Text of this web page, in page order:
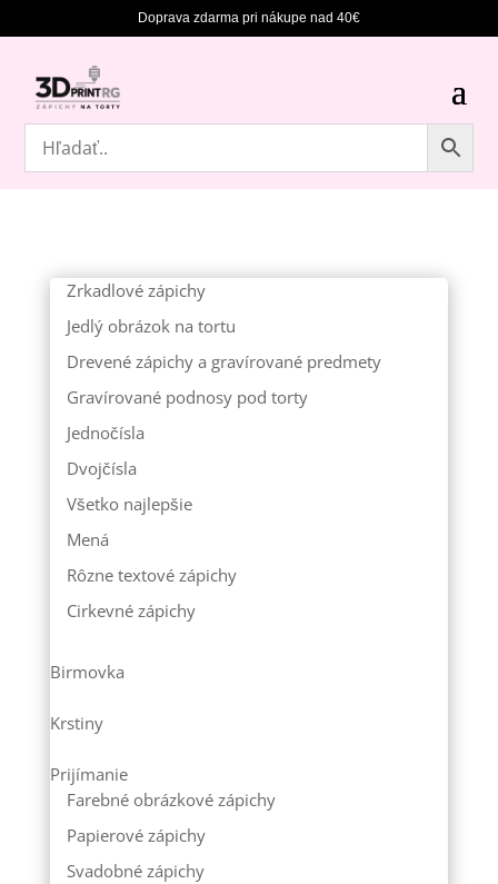
Doprava zdarma pri nákupe nad 40€
Zrkadlové zápichy
Jedlý obrázok na tortu
Drevené zápichy a gravírované predmety
Gravírované podnosy pod torty
Jednočísla
Dvojčísla
Všetko najlepšie
Mená
Rôzne textové zápichy
Cirkevné zápichy
Birmovka
Krstiny
Prijímanie
Farebné obrázkové zápichy
Papierové zápichy
Svadobné zápichy